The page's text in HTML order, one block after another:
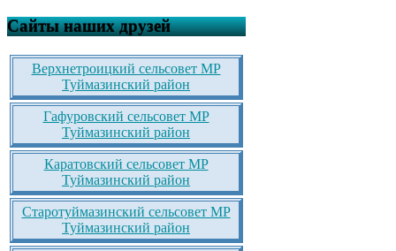
Сайты наших друзей
Верхнетроицкий сельсовет МР
Туймазинский район
Гафуровский сельсовет МР
Туймазинский район
Каратовский сельсовет МР
Туймазинский район
Старотуймазинский сельсовет МР
Туймазинский район